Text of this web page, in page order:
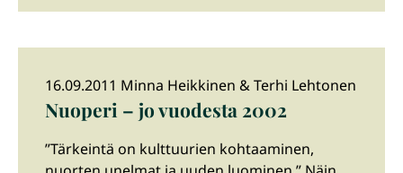
16.09.2011 Minna Heikkinen & Terhi Lehtonen
Nuoperi – jo vuodesta 2002
”Tärkeintä on kulttuurien kohtaaminen,